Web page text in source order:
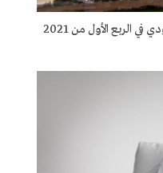
الربع الأول من 2021